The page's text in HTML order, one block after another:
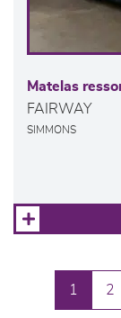
Matelas
FAIRWAY
SIMMONS
1 2